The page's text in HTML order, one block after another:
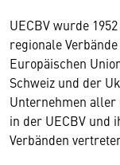
UECBV wurde
regionale
Europäischen
Schweiz und der
Unternehmen aller
in der UECBV und
Verbänden